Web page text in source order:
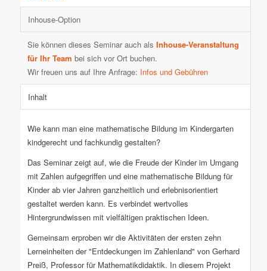
Inhouse-Option
Sie können dieses Seminar auch als Inhouse-Veranstaltung
für Ihr Team bei sich vor Ort buchen.
Wir freuen uns auf Ihre Anfrage: Infos und Gebühren
Inhalt
Wie kann man eine mathematische Bildung im Kindergarten
kindgerecht und fachkundig gestalten?
Das Seminar zeigt auf, wie die Freude der Kinder im Umgang
mit Zahlen aufgegriffen und eine mathematische Bildung für
Kinder ab vier Jahren ganzheitlich und erlebnisorientiert
gestaltet werden kann. Es verbindet wertvolles
Hintergrundwissen mit vielfältigen praktischen Ideen.
Gemeinsam erproben wir die Aktivitäten der ersten zehn
Lerneinheiten der "Entdeckungen im Zahlenland" von Gerhard
Preiß, Professor für Mathematikdidaktik. In diesem Projekt